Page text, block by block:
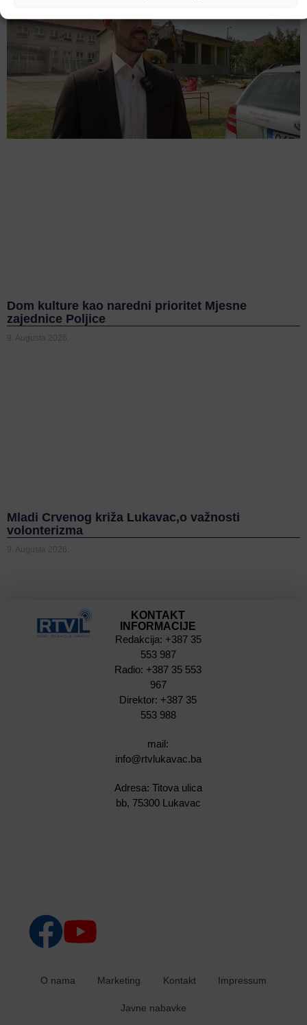
Dom kulture kao naredni prioritet Mjesne
zajednice Poljice
9. Augusta 2026.
Mladi Crvenog križa Lukavac,o važnosti
volonterizma
9. Augusta 2026.
KONTAKT
INFORMACIJE
Redakcija: +387 35
553 987
Radio: +387 35 553
967
Direktor: +387 35
553 988
mail:
info@rtvlukavac.ba
Adresa: Titova ulica
bb, 75300 Lukavac
O nama Marketing Kontakt Impressum
Javne nabavke